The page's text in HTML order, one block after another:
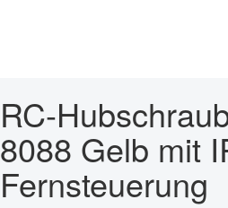
RC-
8088 Gelb mit
Fernsteuerung